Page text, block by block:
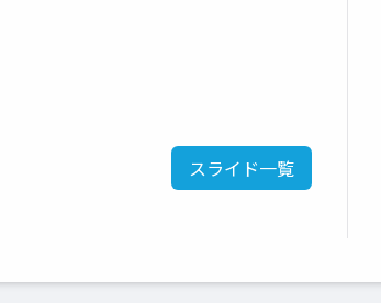
スライド一覧